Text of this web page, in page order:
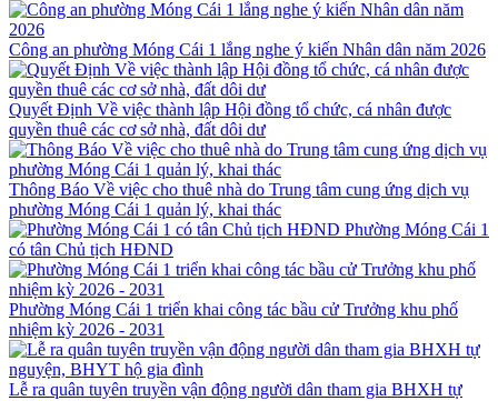
Công an phường Móng Cái 1 lắng nghe ý kiến Nhân dân năm 2026
Quyết Định Về việc thành lập Hội đồng tổ chức, cá nhân được
quyền thuê các cơ sở nhà, đất dôi dư
Thông Báo Về việc cho thuê nhà do Trung tâm cung ứng dịch vụ
phường Móng Cái 1 quản lý, khai thác
Phường Móng Cái 1
có tân Chủ tịch HĐND
Phường Móng Cái 1 triển khai công tác bầu cử Trưởng khu phố
nhiệm kỳ 2026 - 2031
Lễ ra quân tuyên truyền vận động người dân tham gia BHXH tự